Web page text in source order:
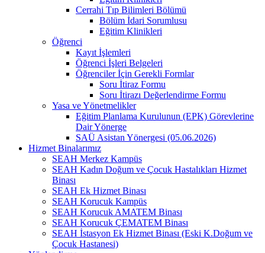
Cerrahi Tıp Bilimleri Bölümü
Bölüm İdari Sorumlusu
Eğitim Klinikleri
Öğrenci
Kayıt İşlemleri
Öğrenci İşleri Belgeleri
Öğrenciler İçin Gerekli Formlar
Soru İtiraz Formu
Soru İtirazı Değerlendirme Formu
Yasa ve Yönetmelikler
Eğitim Planlama Kurulunun (EPK) Görevlerine
Dair Yönerge
SAÜ Asistan Yönergesi (05.06.2026)
Hizmet Binalarımız
SEAH Merkez Kampüs
SEAH Kadın Doğum ve Çocuk Hastalıkları Hizmet
Binası
SEAH Ek Hizmet Binası
SEAH Korucuk Kampüs
SEAH Korucuk AMATEM Binası
SEAH Korucuk ÇEMATEM Binası
SEAH İstasyon Ek Hizmet Binası (Eski K.Doğum ve
Çocuk Hastanesi)